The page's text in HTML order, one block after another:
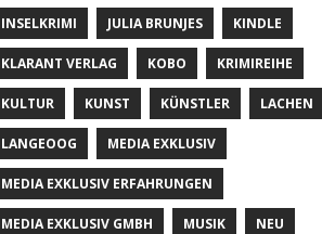
INSELKRIMI JULIA BRUNJES KINDLE
KLARANT VERLAG KOBO KRIMIREIHE
KULTUR KUNST KÜNSTLER LACHEN
LANGEOOG MEDIA EXKLUSIV
MEDIA EXKLUSIV ERFAHRUNGEN
MEDIA EXKLUSIV GMBH MUSIK NEU